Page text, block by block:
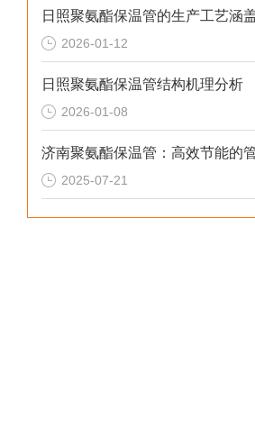
2026-01-12
日照聚氨酯保温管结构机理分析
2026-01-08
2025-07-21